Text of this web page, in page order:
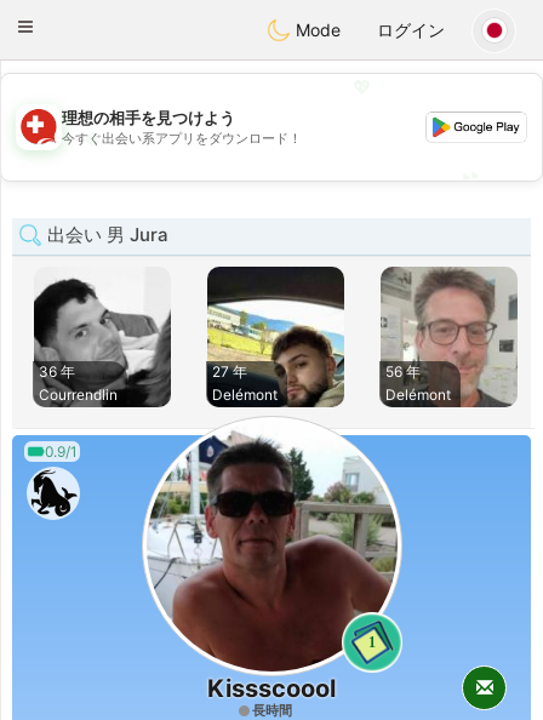
Suissi
Toggle
Mode ログイン
💖
💕
理想の相手を見つけよう
今すぐ出会い系アプリをダウンロード！
出会い 男 Jura
36 年
Courrendlin
27 年
Delémont
56 年
Delémont
0.9/1
1
Kissscoool
長時間